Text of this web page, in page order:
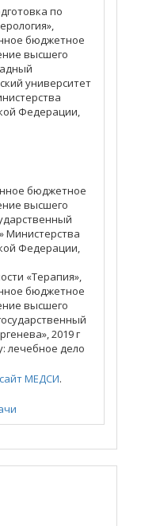
по
бюджетное
высшего
университет
Федерации,
бюджетное
высшего
Министерства
Федерации,
«Терапия»,
бюджетное
высшего
2019 г
лечебное дело
МЕДСИ.